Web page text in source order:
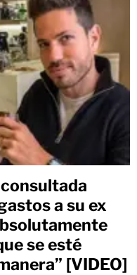
a su ex
se esté
[VIDEO]